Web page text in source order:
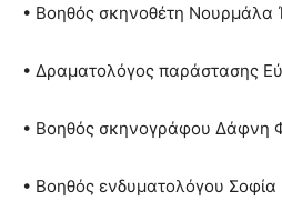
• Βοηθός σκηνοθέτη Νουρμάλα
• Δραματολόγος παράστασης
• Βοηθός σκηνογράφου Δάφνη
• Βοηθός ενδυματολόγου